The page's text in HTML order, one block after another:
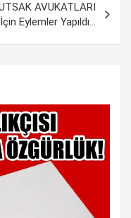
AVUKATLARI
Eylemler Yapıldı…